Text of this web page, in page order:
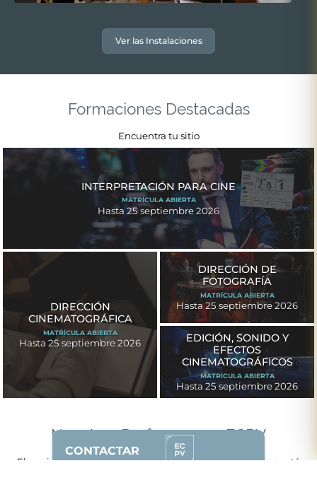
Ver las Instalaciones
Formaciones Destacadas
Encuentra tu sitio
INTERPRETACIÓN PARA CINE
MATRÍCULA ABIERTA
Hasta 25 septiembre 2026
DIRECCIÓN
CINEMATOGRÁFICA
MATRÍCULA ABIERTA
Hasta 25 septiembre 2026
DIRECCIÓN DE
FOTOGRAFÍA
MATRÍCULA ABIERTA
Hasta 25 septiembre 2026
EDICIÓN, SONIDO Y
EFECTOS
CINEMATOGRÁFICOS
MATRÍCULA ABIERTA
Hasta 25 septiembre 2026
Nuestros Profesores en ECPV
El equipo docente de laEscuela de Cine del País Vasco
está
CONTACTAR